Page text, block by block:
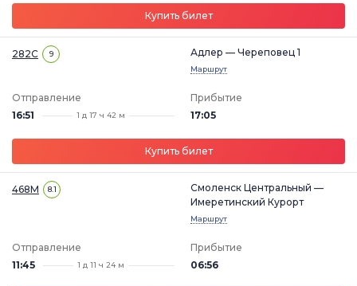
Купить билет
282С 9 Адлер — Череповец 1
Маршрут
Отправление
16:51
1 д 17 ч 42 м
Прибытие
17:05
Купить билет
468М 8.1
Смоленск Центральный —
Имеретинский Курорт
Маршрут
Отправление
11:45
1 д 11 ч 24 м
Прибытие
06:56